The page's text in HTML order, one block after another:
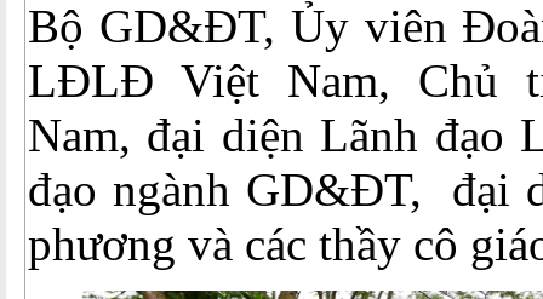
Bộ GD&ĐT, Ủy viên
LĐLĐ Việt Nam, Chủ
Nam, đại diện Lãnh
đạo ngành GD&ĐT, đại
phương và các thầy cô